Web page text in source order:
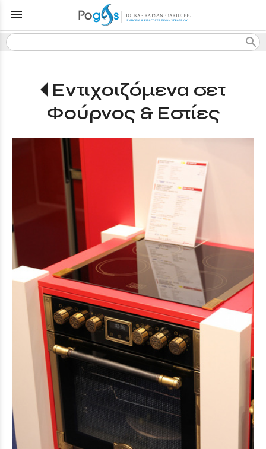
menu
search
Εντιχοιζόμενα σετ
Φούρνος & Εστίες